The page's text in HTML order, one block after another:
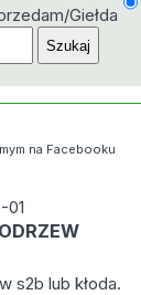
Giełda
na Facebooku
01
s2b lub kłoda.